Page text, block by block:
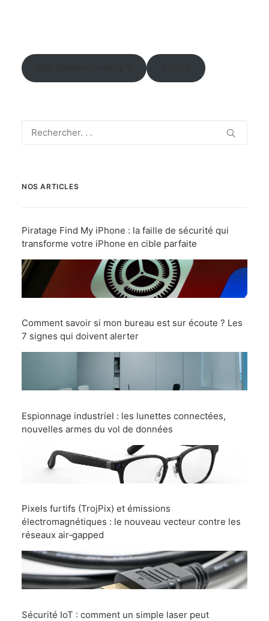
NOS ARTICLES
Piratage Find My iPhone : la faille de sécurité qui
transforme votre iPhone en cible parfaite
Comment savoir si mon bureau est sur écoute ? Les
7 signes qui doivent alerter
Espionnage industriel : les lunettes connectées,
nouvelles armes du vol de données
Pixels furtifs (TrojPix) et émissions
électromagnétiques : le nouveau vecteur contre les
réseaux air‑gapped
Sécurité IoT : comment un simple laser peut